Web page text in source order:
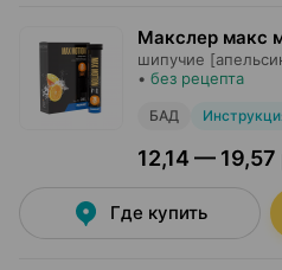
Макслер макс
шипучие
• без рецепта
БАД
12,14 — 19,57
Где купить